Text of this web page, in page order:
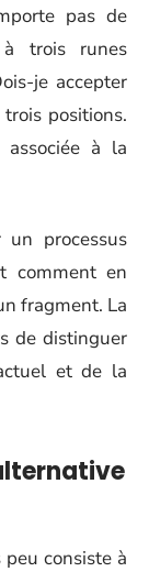
pas de
à trois runes
je accepter
positions.
à la
processus
comment en
fragment. La
de distinguer
et de la
consiste à